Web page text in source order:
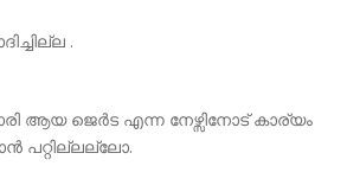
.
ആയ ജെർട എന്ന നേഴ്സിനോട് കാര്യം
പറ്റില്ലല്ലോ.